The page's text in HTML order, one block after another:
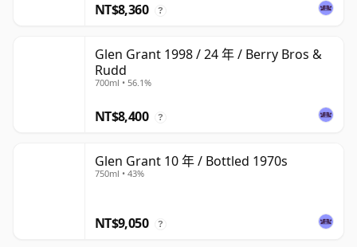
NT$8,360 ?
Glen Grant 1998 / 24 年 / Berry Bros &
Rudd
700ml • 56.1%
NT$8,400 ?
Glen Grant 10 年 / Bottled 1970s
750ml • 43%
NT$9,050 ?